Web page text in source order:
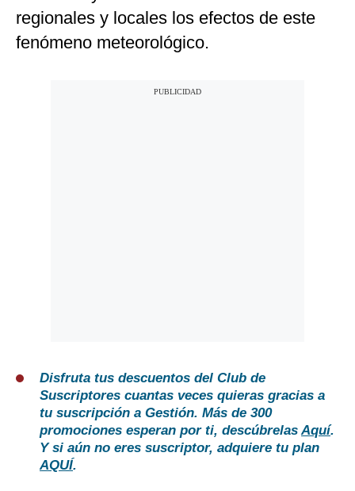
regionales y locales los efectos de este
fenómeno meteorológico.
Disfruta tus descuentos del Club de
Suscriptores cuantas veces quieras gracias a
tu suscripción a Gestión. Más de 300
promociones esperan por ti, descúbrelasAquí.
Y si aún no eres suscriptor, adquiere tu plan
AQUÍ.